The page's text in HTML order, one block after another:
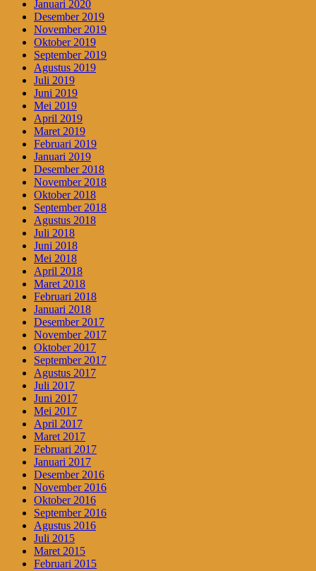
Januari 2020
Desember 2019
November 2019
Oktober 2019
September 2019
Agustus 2019
Juli 2019
Juni 2019
Mei 2019
April 2019
Maret 2019
Februari 2019
Januari 2019
Desember 2018
November 2018
Oktober 2018
September 2018
Agustus 2018
Juli 2018
Juni 2018
Mei 2018
April 2018
Maret 2018
Februari 2018
Januari 2018
Desember 2017
November 2017
Oktober 2017
September 2017
Agustus 2017
Juli 2017
Juni 2017
Mei 2017
April 2017
Maret 2017
Februari 2017
Januari 2017
Desember 2016
November 2016
Oktober 2016
September 2016
Agustus 2016
Juli 2015
Maret 2015
Februari 2015